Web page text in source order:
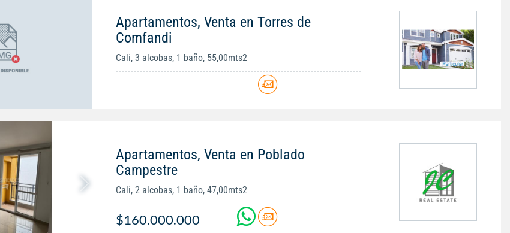
Apartamentos, Venta en Torres de
Comfandi
Cali, 3 alcobas, 1 baño, 55,00mts2
Apartamentos, Venta en Poblado
Campestre
Cali, 2 alcobas, 1 baño, 47,00mts2
$160.000.000